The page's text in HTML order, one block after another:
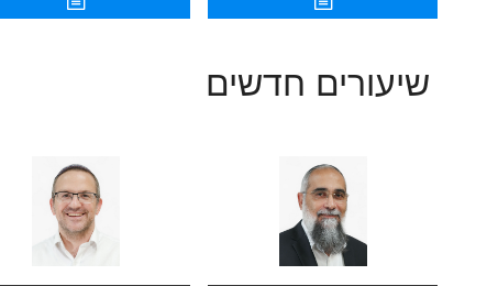
שיעורים חדשים